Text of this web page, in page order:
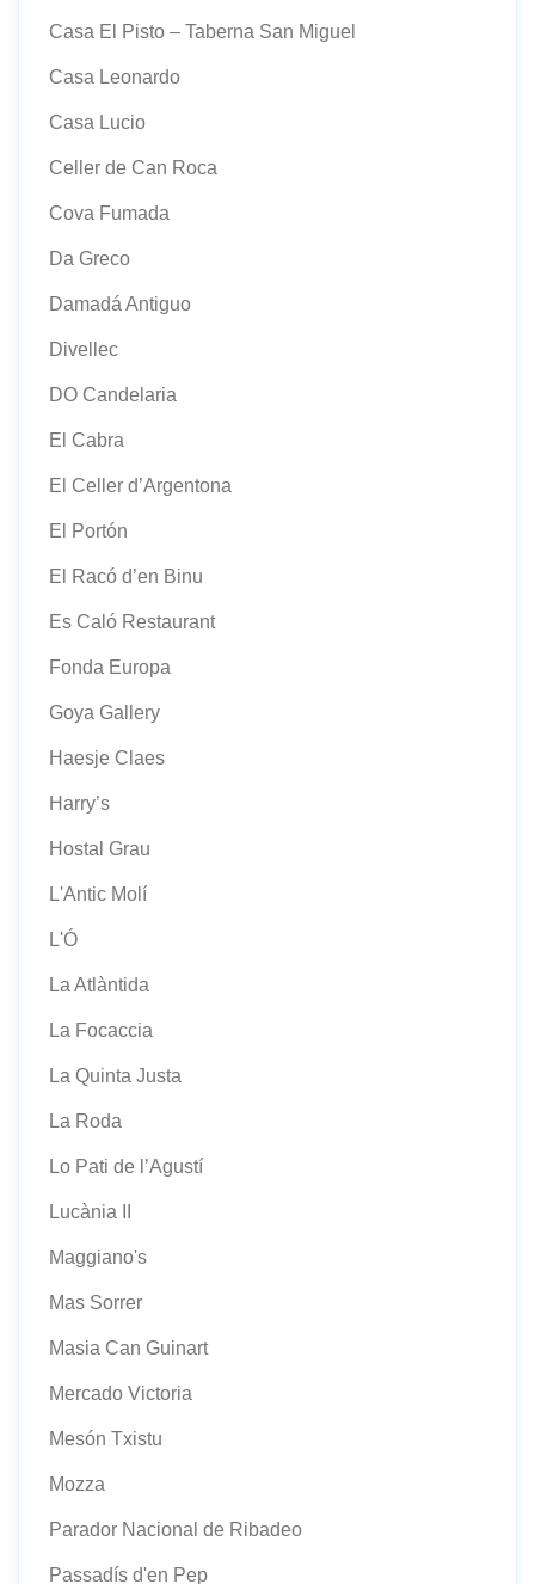
Casa El Pisto – Taberna San Miguel
Casa Leonardo
Casa Lucio
Celler de Can Roca
Cova Fumada
Da Greco
Damadá Antiguo
Divellec
DO Candelaria
El Cabra
El Celler d’Argentona
El Portón
El Racó d’en Binu
Es Caló Restaurant
Fonda Europa
Goya Gallery
Haesje Claes
Harry’s
Hostal Grau
L'Antic Molí
L'Ó
La Atlàntida
La Focaccia
La Quinta Justa
La Roda
Lo Pati de l’Agustí
Lucània II
Maggiano's
Mas Sorrer
Masia Can Guinart
Mercado Victoria
Mesón Txistu
Mozza
Parador Nacional de Ribadeo
Passadís d'en Pep